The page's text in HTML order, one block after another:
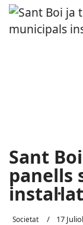
Sant
panells
Societat 17